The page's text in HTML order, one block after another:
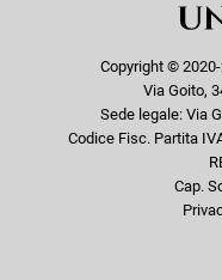
Copyright ©
Via Goito,
Sede legale: Via
Codice Fisc. Partita
Cap.